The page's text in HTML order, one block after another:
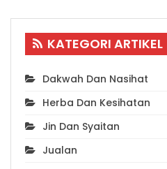
KATEGORI ARTIKEL
Dakwah Dan Nasihat
Herba Dan Kesihatan
Jin Dan Syaitan
Jualan